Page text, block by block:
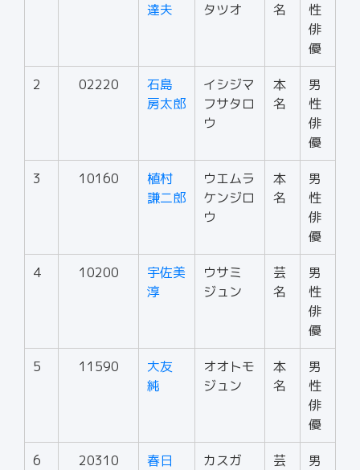
達夫
タツオ
名
性
俳
優
2 02220
石島
房太郎
イシジマ
フサタロ
ウ
本
名
男
性
俳
優
3 10160
植村
謙二郎
ウエムラ
ケンジロ
ウ
本
名
男
性
俳
優
4 10200
宇佐美
淳
ウサミ
ジュン
芸
名
男
性
俳
優
5 11590
大友
純
オオトモ
ジュン
本
名
男
性
俳
優
6 20310
春日
カスガ
芸
男